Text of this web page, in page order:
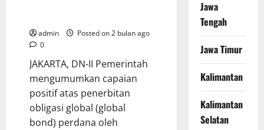
Potensi
Penerimaan
Miliar
admin
Posted on 2 bulan ago
0
JAKARTA, DN-II Pemerintah
mengumumkan capaian
positif atas penerbitan
obligasi global (global
bond) perdana oleh
Berita Terkini
Daerah
Digital
DPR RI
DPR RI/DPRD
Kejaksaan Agung RI
Kementerian RI
Jawa
Tengah
Jawa Timur
Kalimantan
Kalimantan
Selatan